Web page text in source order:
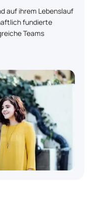
auf ihrem Lebenslauf
fundierte
Teams